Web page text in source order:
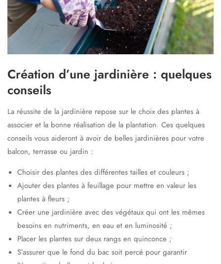
Création d’une jardinière : quelques
conseils
La réussite de la jardinière repose sur le choix des plantes à
associer et la bonne réalisation de la plantation. Ces quelques
conseils vous aideront à avoir de belles jardinières pour votre
balcon, terrasse ou jardin :
Choisir des plantes des différentes tailles et couleurs ;
Ajouter des plantes à feuillage pour mettre en valeur les
plantes à fleurs ;
Créer une jardinière avec des végétaux qui ont les mêmes
besoins en nutriments, en eau et en luminosité ;
Placer les plantes sur deux rangs en quinconce ;
S’assurer que le fond du bac soit percé pour garantir